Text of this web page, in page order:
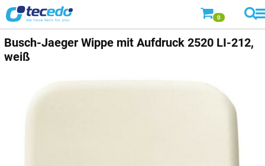
0
Busch-Jaeger Wippe mit Aufdruck 2520 LI-212,
weiß